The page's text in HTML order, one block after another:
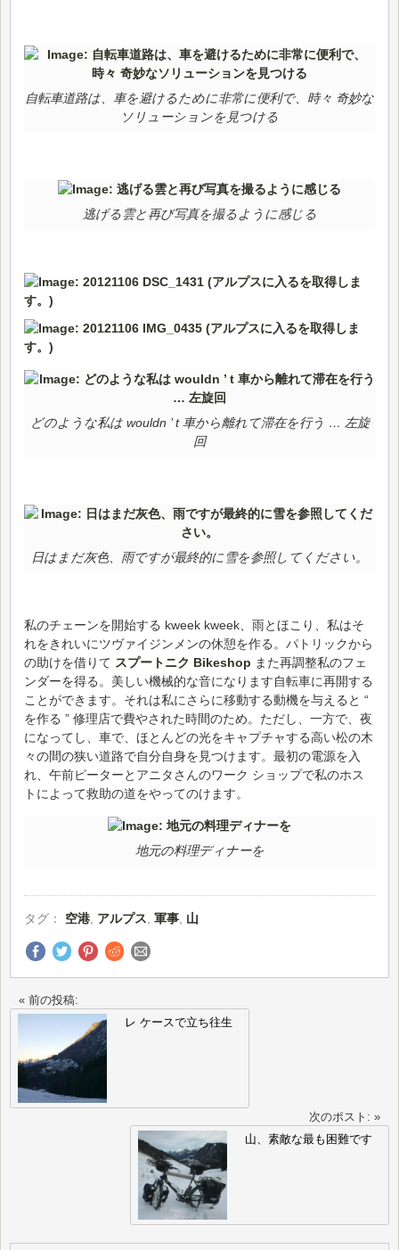
自転車道路は、車を避けるために非常に便利で、時々 奇妙な
ソリューションを見つける
逃げる雲と再び写真を撮るように感じる
どのような私は wouldn ’ t 車から離れて滞在を行う … 左旋
回
日はまだ灰色、雨ですが最終的に雪を参照してください。
私のチェーンを開始する kweek kweek、雨とほこり、私はそ
れをきれいにツヴァイジンメンの休憩を作る。パトリックから
の助けを借りて スプートニク Bikeshop また再調整私のフェ
ンダーを得る。美しい機械的な音になります自転車に再開する
ことができます。それは私にさらに移動する動機を与えると “
を作る ” 修理店で費やされた時間のため。ただし、一方で、夜
になってし、車で、ほとんどの光をキャプチャする高い松の木
々の間の狭い道路で自分自身を見つけます。最初の電源を入
れ、午前ピーターとアニタさんのワーク ショップで私のホス
トによって救助の道をやってのけます。
地元の料理ディナーを
タグ： 空港, アルプス, 軍事, 山
« 前の投稿:
レ ケースで立ち往生
次のポスト: »
山、素敵な最も困難です